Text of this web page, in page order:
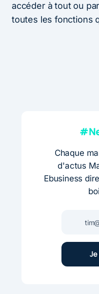
accéder à tout ou
toutes les fonctions
Chaque
d'actus
Ebusiness